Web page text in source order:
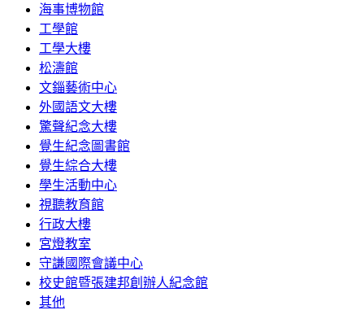
海事博物館
工學館
工學大樓
松濤館
文錙藝術中心
外國語文大樓
驚聲紀念大樓
覺生紀念圖書館
覺生綜合大樓
學生活動中心
視聽教育館
行政大樓
宮燈教室
守謙國際會議中心
校史館暨張建邦創辦人紀念館
其他